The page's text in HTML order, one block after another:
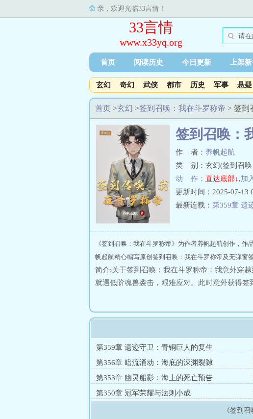
亲，欢迎光临33言情！
33言情
www.x33yq.org
首页 阅读历史 今日更新 上架
玄幻 奇幻 武侠 都市 历史 军事 悬疑
首页 >玄幻 >签到召唤：我在斗罗称帝 > 签到
签到召唤：
作 者： 养帆起航
类 别：玄幻(签到召唤
动 作： 直达底部↓,加
更新时间：2025-07-13
最新连载： 第359章 遗
《签到召唤：我在斗罗称帝》为作者养帆起航创作，
帆起航精心编写原创签到召唤：我在斗罗称帝及无弹窗
简介:关于签到召唤：我在斗罗称帝：我意外穿
就遇低阶魂兽袭击，艰难应对。此时意外获得
第359章 遗迹守卫：青铜巨人的复生
第356章 暗流涌动：海底的深渊裂隙
第353章 幽灵船影：海上的死亡预告
第350章 冠军荣耀与法则小成
《签到